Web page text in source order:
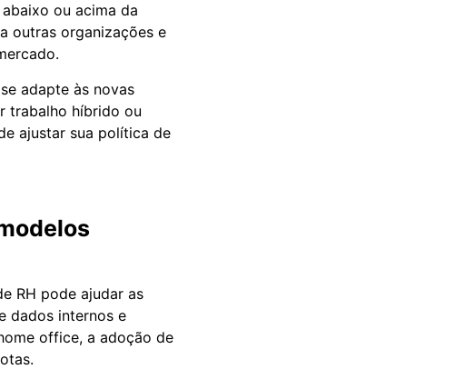
ou acima da
outras organizações e
adapte às novas
trabalho híbrido ou
ajustar sua política de
RH pode ajudar as
dados internos e
office, a adoção de